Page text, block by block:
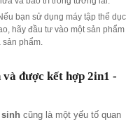
bạn sử dụng máy tập thể dục
hãy đầu tư vào một sản phẩm
sản phẩm.
được kết hợp 2in1 -
cũng là một yếu tố quan